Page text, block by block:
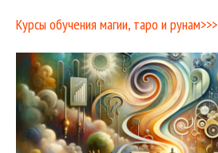
Курсы обучения магии, таро и рунам>>>